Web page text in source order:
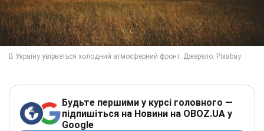
Будьте першими у курсі головного —
підпишіться на Новини на OBOZ.UA у
Google